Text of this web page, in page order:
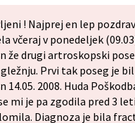
! Najprej en lep
včeraj v ponedeljek
že drugi artroskopski
Prvi tak poseg je bil
14.05. 2008. Huda
mi je pa zgodila pred 3
Diagnoza je bila